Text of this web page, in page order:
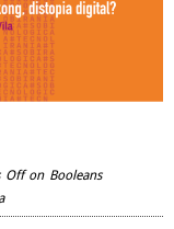
Offon Booleans